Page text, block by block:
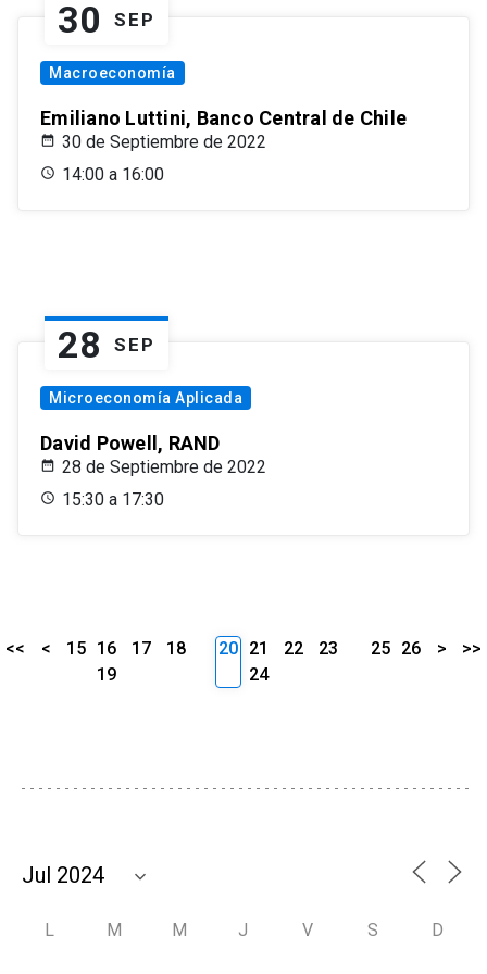
30 SEP
Macroeconomía
Emiliano Luttini, Banco Central de Chile
30 de Septiembre de 2022
14:00 a 16:00
28 SEP
Microeconomía Aplicada
David Powell, RAND
28 de Septiembre de 2022
15:30 a 17:30
<< < 15 16 17
18
19
20 21 22
23
24
25 26 > >>
L M M J V S D